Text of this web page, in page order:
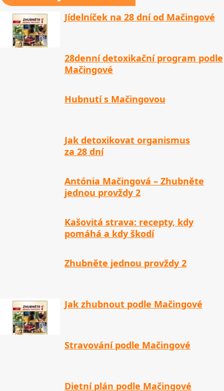
Jídelníček na 28 dní od Mačingové
28denní detoxikační program podle
Mačingové
Hubnutí s Mačingovou
Jak detoxikovat organismus
za 28 dní
Antónia Mačingová – Zhubněte
jednou provždy 2
Kašovitá strava: recepty, kdy
pomáhá a kdy škodí
Zhubněte jednou provždy 2
Jak zhubnout podle Mačingové
Stravování podle Mačingové
Dietní plán podle Mačingové